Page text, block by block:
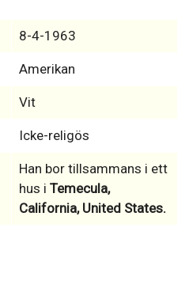
8-4-1963
Amerikan
Vit
Icke-religös
Han bor tillsammans i ett
hus i Temecula,
California, United States.